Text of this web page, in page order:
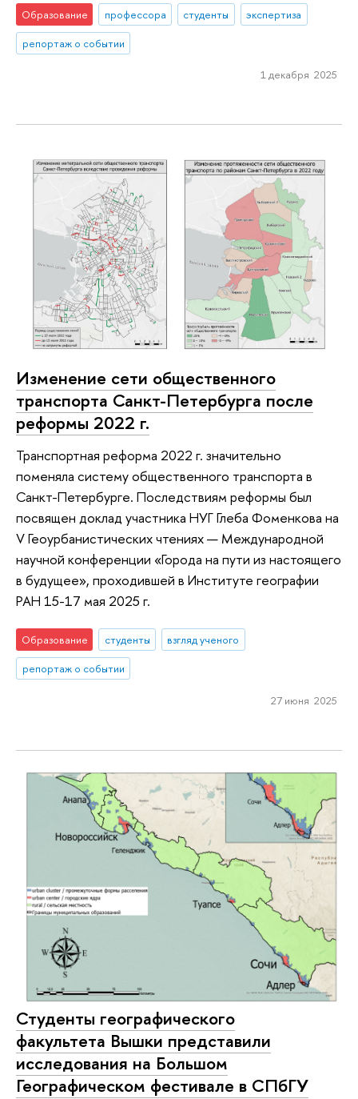
Образование профессора студенты
экспертиза
репортаж о событии
1 декабря 2025
Изменение сети общественного
транспорта Санкт-Петербурга после
реформы 2022 г.
Транспортная реформа 2022 г. значительно
поменяла систему общественного транспорта в
Санкт-Петербурге. Последствиям реформы был
посвящен доклад участника НУГ Глеба Фоменкова на
V Геоурбанистических чтениях — Международной
научной конференции «Города на пути из настоящего
в будущее», проходившей в Институте географии
РАН 15-17 мая 2025 г.
Образование студенты
взгляд ученого
репортаж о событии
27 июня 2025
Студенты географического
факультета Вышки представили
исследования на Большом
Географическом фестивале в СПбГУ